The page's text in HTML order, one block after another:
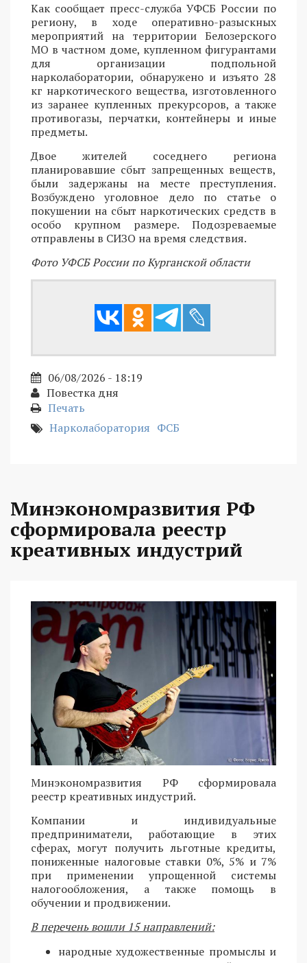
Как сообщает пресс-служба УФСБ России по
региону, в ходе оперативно-разыскных
мероприятий на территории Белозерского
МО в частном доме, купленном фигурантами
для организации подпольной
нарколаборатории, обнаружено и изъято 28
кг наркотического вещества, изготовленного
из заранее купленных прекурсоров, а также
противогазы, перчатки, контейнеры и иные
предметы.
Двое жителей соседнего региона
планировавшие сбыт запрещенных веществ,
были задержаны на месте преступления.
Возбуждено уголовное дело по статье о
покушении на сбыт наркотических средств в
особо крупном размере. Подозреваемые
отправлены в СИЗО на время следствия.
Фото УФСБ России по Курганской области
06/08/2026 - 18:19
Повестка дня
Печать
Нарколаборатория ФСБ
Минэкономразвития РФ
сформировала реестр
креативных индустрий
Минэкономразвития РФ сформировала
реестр креативных индустрий.
Компании и индивидуальные
предприниматели, работающие в этих
сферах, могут получить льготные кредиты,
пониженные налоговые ставки 0%, 5% и 7%
при применении упрощенной системы
налогообложения, а также помощь в
обучении и продвижении.
В перечень вошли 15 направлений:
народные художественные промыслы и